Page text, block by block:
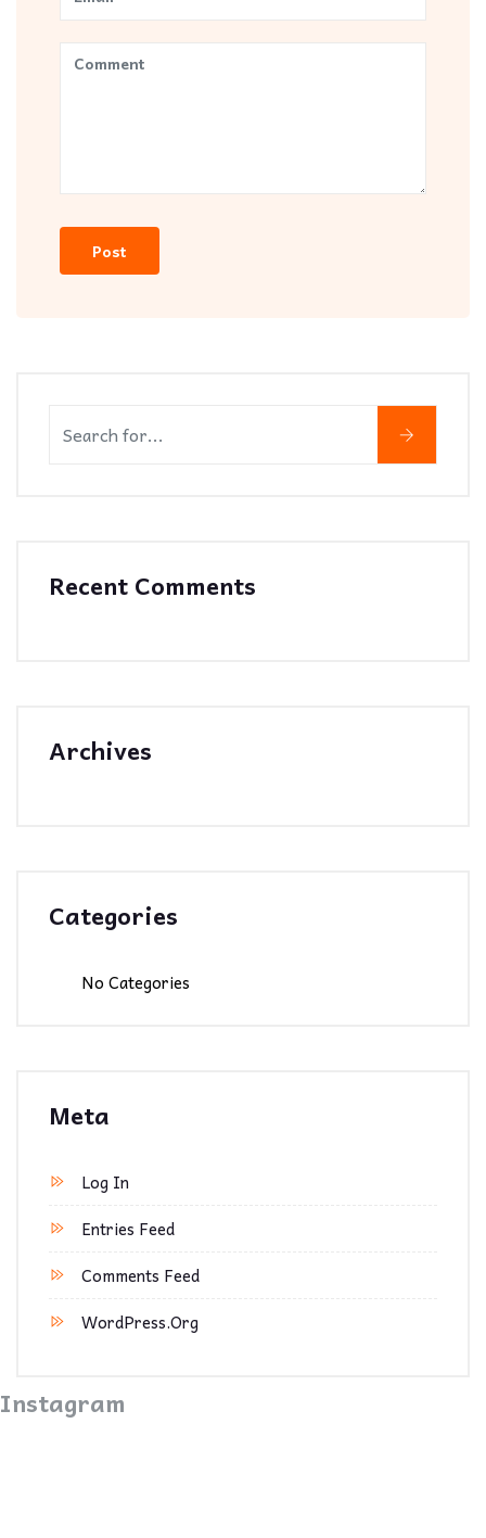
Recent Comments
Archives
Categories
No Categories
Meta
Log In
Entries Feed
Comments Feed
WordPress.org
Instagram